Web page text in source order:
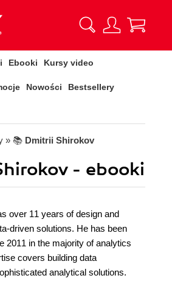
Ebooki Kursy video
Nowości Bestsellery
» 📚 Dmitrii Shirokov
- ebooki
over 11 years of design and
solutions. He has been
2011 in the majority of analytics
covers building data
analytical solutions.